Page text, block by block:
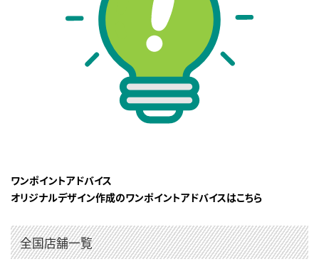
ワンポイントアドバイス
オリジナルデザイン作成のワンポイントアドバイスはこちら
全国店舗一覧